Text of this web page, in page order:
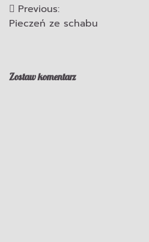
Nawigacja
Previous:
Pieczeń ze schabu
Zostaw komentarz